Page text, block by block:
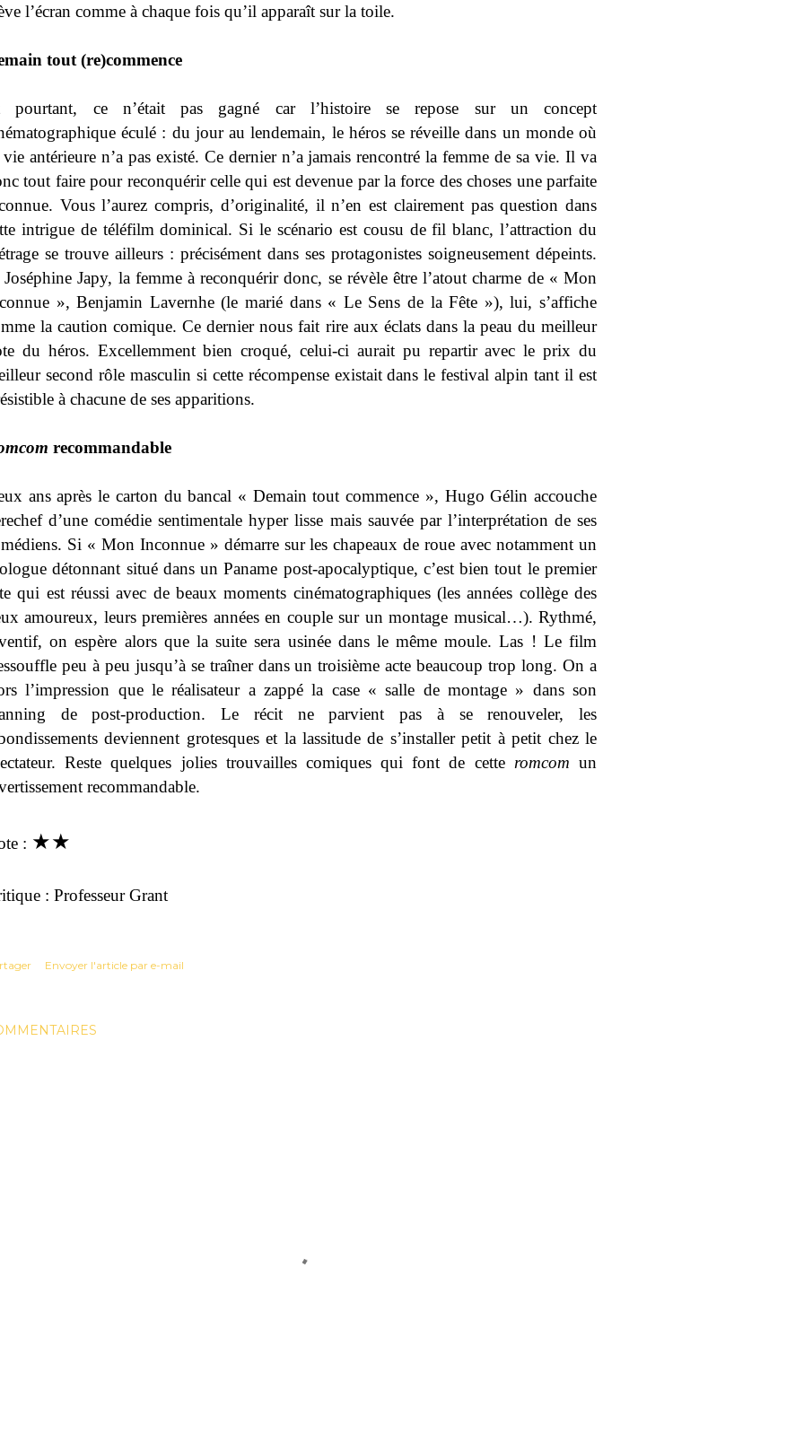
l’écran comme à chaque fois qu’il apparaît sur la toile.
tout (re)commence
pourtant, ce n’était pas gagné car l’histoire se repose sur un concept
éculé : du jour au lendemain, le héros se réveille dans un monde où
vie antérieure n’a pas existé. Ce dernier n’a jamais rencontré la femme de sa vie. Il va
tout faire pour reconquérir celle qui est devenue par la force des choses une parfaite
Vous l’aurez compris, d’originalité, il n’en est clairement pas question dans
intrigue de téléfilm dominical. Si le scénario est cousu de fil blanc, l’attraction du
se trouve ailleurs : précisément dans ses protagonistes soigneusement dépeints.
Joséphine Japy, la femme à reconquérir donc, se révèle être l’atout charme de « Mon
», Benjamin Lavernhe (le marié dans « Le Sens de la Fête »), lui, s’affiche
la caution comique. Ce dernier nous fait rire aux éclats dans la peau du meilleur
du héros. Excellemment bien croqué, celui-ci aurait pu repartir avec le prix du
second rôle masculin si cette récompense existait dans le festival alpin tant il est
à chacune de ses apparitions.
recommandable
ans après le carton du bancal « Demain tout commence », Hugo Gélin accouche
d’une comédie sentimentale hyper lisse mais sauvée par l’interprétation de ses
Si « Mon Inconnue » démarre sur les chapeaux de roue avec notamment un
détonnant situé dans un Paname post-apocalyptique, c’est bien tout le premier
qui est réussi avec de beaux moments cinématographiques (les années collège des
amoureux, leurs premières années en couple sur un montage musical…). Rythmé,
on espère alors que la suite sera usinée dans le même moule.Las ! Le film
peu à peu jusqu’à se traîner dans un troisième acte beaucoup trop long.On a
l’impression que le réalisateur a zappé la case « salle de montage » dans son
de post-production. Le récit ne parvient pas à se renouveler, les
deviennent grotesques et la lassitude de s’installer petit à petit chez le
Reste quelques jolies trouvailles comiques qui font de cette romcom un
recommandable.
: ★★
: Professeur Grant
Envoyer l'article par e-mail